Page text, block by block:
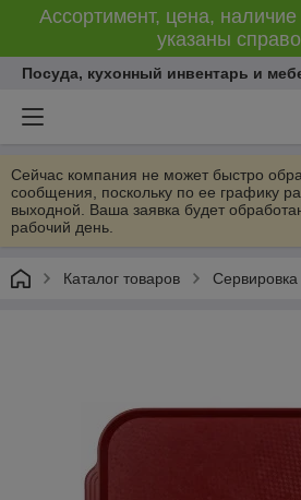
Ассортимент, цена,
указаны
Посуда, кухонный инвентарь и
Сейчас компания не может быстро
сообщения, поскольку по ее графику
выходной. Ваша заявка будет
рабочий день.
Каталог товаров Сервировка